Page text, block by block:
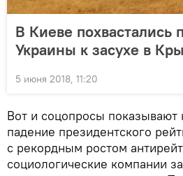
В Киеве похвастались
Украины к засухе в
5 июня 2018, 11:20
Вот и соцопросы показывают
падение президентского
с рекордным ростом
социологические компании